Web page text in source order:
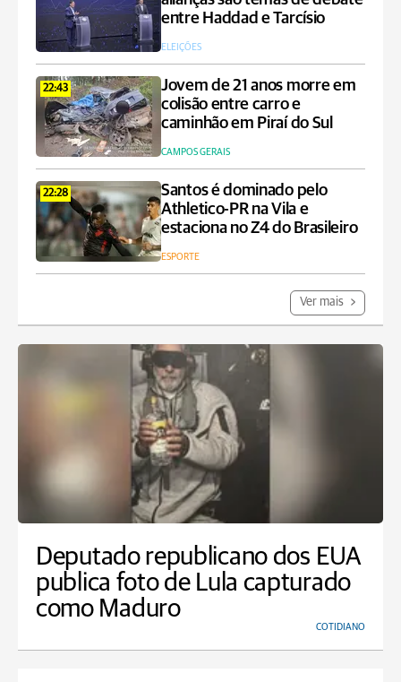
entre Haddad e Tarcísio
ELEIÇÕES
22:43
Jovem de 21 anos morre em
colisão entre carro e
caminhão em Piraí do Sul
CAMPOS GERAIS
22:28
Santos é dominado pelo
Athletico-PR na Vila e
estaciona no Z4 do Brasileiro
ESPORTE
Ver mais
Deputado republicano dos EUA
publica foto de Lula capturado
como Maduro
COTIDIANO